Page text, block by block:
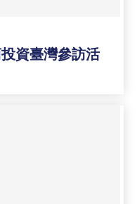
資臺灣參訪活